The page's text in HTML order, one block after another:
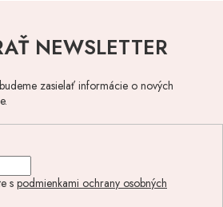
NEWSLETTER
zasielať informácie o nových
s podmienkami ochrany osobných